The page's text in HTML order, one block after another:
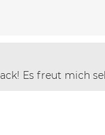
Es freut mich